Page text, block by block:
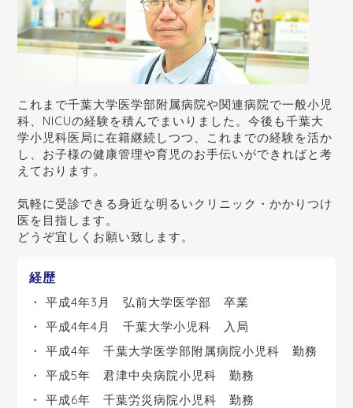
これまで千葉大学医学部附属病院や関連病院で一般小児
科、NICUの経験を積んでまいりました。今後も千葉大
学小児科医局に在籍継続しつつ、これまでの経験を活か
し、お子様の健康管理や育児のお手伝いができればと考
えております。
気軽に受診できる身近な明るいクリニック・かかりつけ
医を目指します。
どうぞ宜しくお願い致します。
経歴
平成4年3月 弘前大学医学部 卒業
平成4年4月 千葉大学小児科 入局
平成4年 千葉大学医学部附属病院小児科 勤務
平成5年 君津中央病院小児科 勤務
平成6年 千葉労災病院小児科 勤務